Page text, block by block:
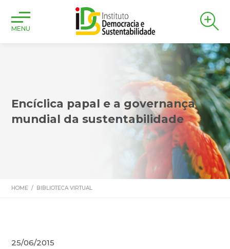
MENU
Encíclica papal e a governança
mundial da sustentabilidade
HOME / BIBLIOTECA VIRTUAL
25/06/2015